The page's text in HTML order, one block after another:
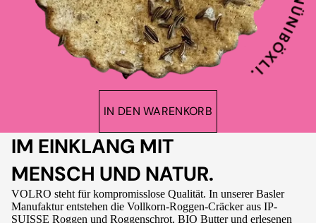
IN DEN WARENKORB
IM EINKLANG MIT
MENSCH UND NATUR.
VOLRO steht für kompromisslose Qualität. In unserer Basler
Manufaktur entstehen die Vollkorn-Roggen-Cräcker aus IP-
SUISSE Roggen und Roggenschrot, BIO Butter und erlesenen